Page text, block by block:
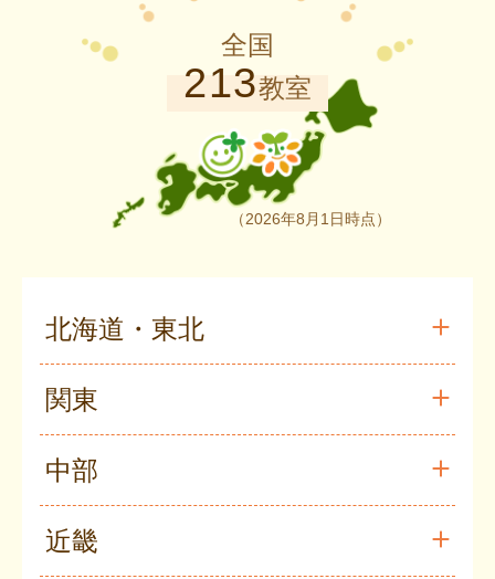
全国
213教室
（2026年8月1日時点）
北海道・東北
関東
中部
近畿